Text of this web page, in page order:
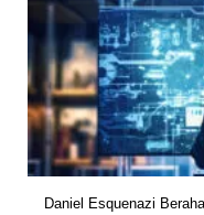
Daniel Esquenazi